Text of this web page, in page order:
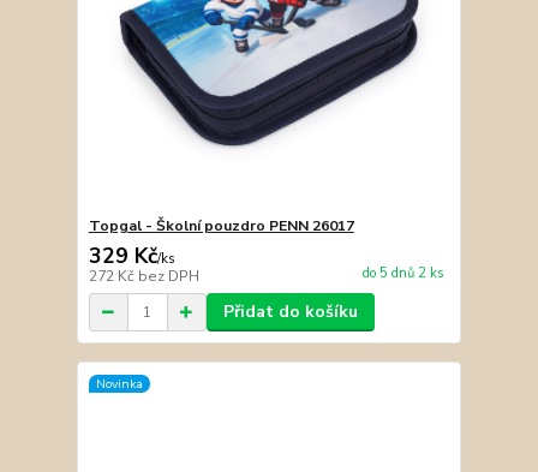
Topgal - Školní pouzdro PENN 26017
329 Kč/ks
272 Kč bez DPH do 5 dnů 2 ks
Přidat do košíku
Novinka